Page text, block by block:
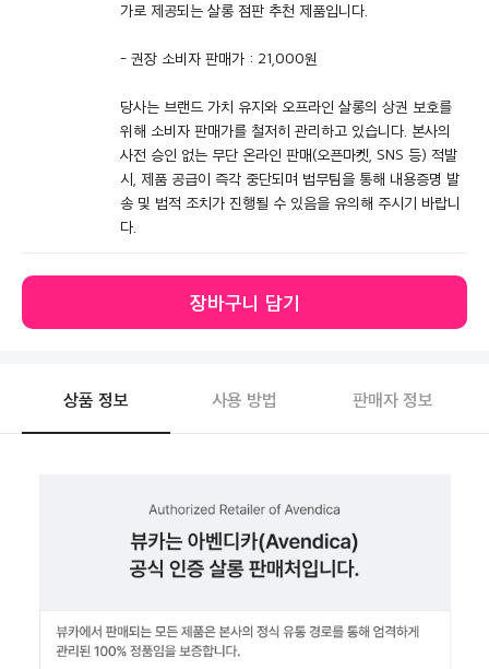
가로 제공되는 살롱 점판 추천 제품입니다.
- 권장 소비자 판매가 : 21,000원
당사는 브랜드 가치 유지와 오프라인 살롱의 상권 보호를
위해 소비자 판매가를 철저히 관리하고 있습니다. 본사의
사전 승인 없는 무단 온라인 판매(오픈마켓, SNS 등) 적발
시, 제품 공급이 즉각 중단되며 법무팀을 통해 내용증명 발
송 및 법적 조치가 진행될 수 있음을 유의해 주시기 바랍니
다.
장바구니 담기
상품 정보 사용 방법 판매자 정보